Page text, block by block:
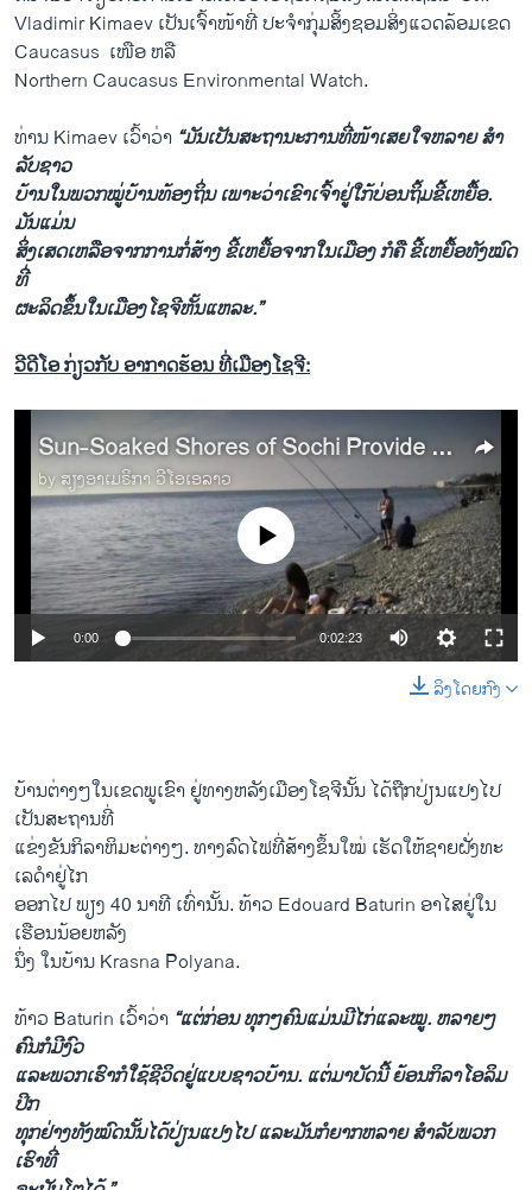
Vladimir Kimaev ເປັນ​ເຈົ້າ​ໜ້າທີ່ ​ປະ​ຈໍາ​ກຸ່ມ​ສິ້ງ​ຊອມ​ສິ່ງ​ແວດ​ລ້ອມເຂດ
Caucasus ​ ​ເໜືອ ຫລື
Northern Caucasus Environmental Watch.
ທ່ານ​ Kimaev ເວົ້າ​ວ່າ “ມັນ​ເປັນ​ສະຖາ​ນະ​ການທີ່​ໜ້າເສຍ​ໃຈ​ຫລາຍ ສໍາ
ລັບ​ຊາວ
ບ້ານ​ໃນ​ພວກ​ໝູ່​ບ້ານທ້ອງ​ຖິ່ນ ​ເພາະວ່າ​ເຂົາ​ເຈົ້າຢູ່​ໃກ້​ບ່ອນ​ຖິ້ມ​ຂີ້​ເຫຍື້ອ.
ມັນແມ່ນ​
ສິ່ງ​ເສດ​ເຫລືອ​ຈາ​ກການ​ກໍ່ສ້າງ ຂີ້ເຫຍື້ອ​ຈາກ​ໃນ​ເມືອງ ກໍຄືຂີ້​ເຫ​ຍື້​ອທັງ​ໝົດ
ທີ່​
ຜະລິດ​ຂຶ້ນ​ໃນ​ເມືອງ​ໂຊ​ຈີ​ຫັ້ນ​ແຫລະ.”
ວີດີໂອ ກ່ຽວກັບ ອາກາດຮ້ອນ ທີ່ເມືອງໂຊຈີ:
Sun-Soaked Shores of Sochi Provide Respite From Games
byສຽງອາເມຣິກາ ວີໂອເອລາວ
No media source currently available
0:00 0:02:23
ລິງໂດຍກົງ
ບ້ານ​ຕ່າງໆໃນ​ເຂດ​ພູ​ເຂົາ ຢູ່ທາງ​ຫລັງ​ເມືອງ​ໂຊ​ຈີ​ນັ້ນ ​ໄດ້​ຖືກ​ປ່ຽນແປງໄປ​
ເປັນ​ສະຖານ​ທີ່​
ແຂ່ງຂັນກິລາ​ຫິມະ​ຕ່າງໆ. ທາງ​ລົດ​ໄຟ​ທີ່​ສ້າງ​ຂຶ້ນ​ໃໝ່ ​ເຮັດ​ໃຫ້​ຊາຍ​ຝັ່ງ​ທະ​
ເລ​ດໍາ​ຢູ່​ໄກ
ອອກ​ໄປ ພຽງ 40 ນາທີ ເທົ່ານັ້ນ. ທ້າວ Edouard Baturin ​ອາ​ໄສຢູ່​ໃນ​
ເຮືອນ​ນ້ອຍ​ຫລັງ​
ນຶ່ງ ​ໃນ​ບ້ານ ​Krasna Polyana.
ທ້າວ Baturin ​ເວົ້າ​ວ່າ “​ແຕ່​ກ່ອນ ທຸກໆ​ຄົນ​ແມ່ນ​ມີ​ໄກ່​ແລະ​ໝູ. ຫລາຍໆ​
ຄົນ​ກໍ​ມີ​ງົວ​ ​
ແລະ​ພວກ​ເຮົາ​ກໍ​ໃຊ້​ຊີວິດ​ຢູ່​ແບບ​ຊາວບ້ານ. ​ແຕ່​ມາ​ບັດ​ນີ້ ຍ້ອນ​ກິລາ​ໂອ​ລິ​ມ
ປິກ ​
ທຸກ​ຢ່າງ​ທັງໝົດ​ນັ້ນ​ໄດ້​ປ່ຽນແປງໄປ ​ແລະ​ມັນ​ກໍ​ຍາກ​ຫລາຍ ສໍາລັບ​ພວກ​
ເຮົາ​ທີ່​